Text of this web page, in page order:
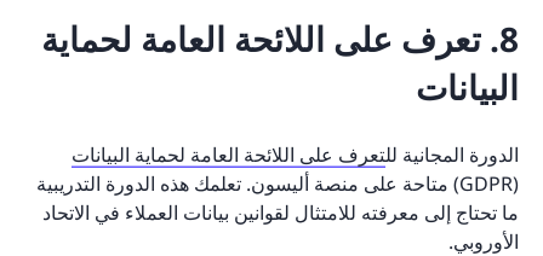
8. تعرف على اللائحة العامة لحماية
البيانات
الدورة المجانية للتعرف على اللائحة العامة لحماية البيانات
(GDPR) متاحة على منصة أليسون. تعلمك هذه الدورة التدريبية
ما تحتاج إلى معرفته للامتثال لقوانين بيانات العملاء في الاتحاد
الأوروبي.